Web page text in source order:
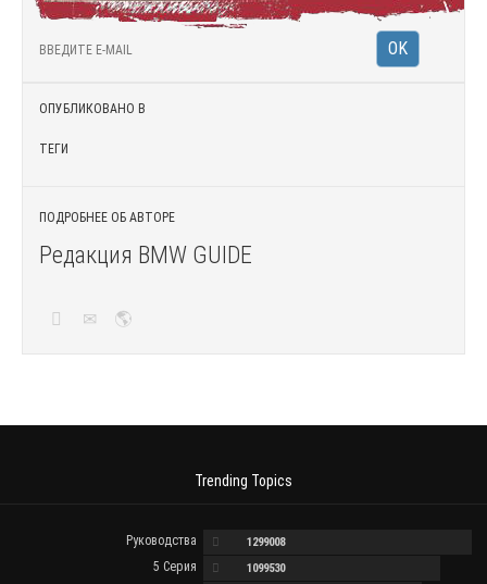
ОПУБЛИКОВАНО В
ТЕГИ
ПОДРОБНЕЕ ОБ АВТОРЕ
Редакция BMW GUIDE
Trending Topics
Руководства 1299008
5 Серия 1099530